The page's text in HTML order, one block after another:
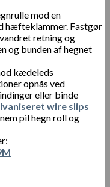
mod en
hæfteklammer. Fastgør
retning og
og bunden af hegnet
kædeleds
opnås ved
eller binde
wire slips
pil hegn roll og